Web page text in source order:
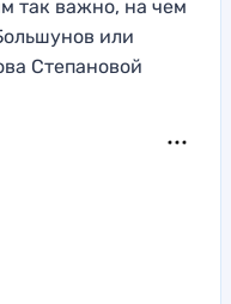
так важно, на чем
или
Степановой